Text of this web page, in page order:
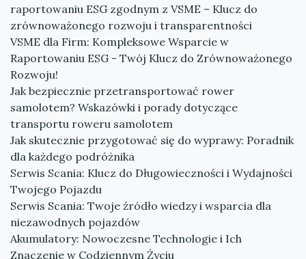
raportowaniu ESG zgodnym z VSME – Klucz do
zrównoważonego rozwoju i transparentności
VSME dla Firm: Kompleksowe Wsparcie w
Raportowaniu ESG - Twój Klucz do Zrównoważonego
Rozwoju!
Jak bezpiecznie przetransportować rower
samolotem? Wskazówki i porady dotyczące
transportu roweru samolotem
Jak skutecznie przygotować się do wyprawy: Poradnik
dla każdego podróżnika
Serwis Scania: Klucz do Długowieczności i Wydajności
Twojego Pojazdu
Serwis Scania: Twoje źródło wiedzy i wsparcia dla
niezawodnych pojazdów
Akumulatory: Nowoczesne Technologie i Ich
Znaczenie w Codziennym Życiu